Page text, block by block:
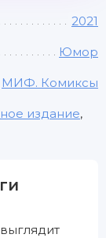
2021
Юмор
МИФ. Комиксы
издание,